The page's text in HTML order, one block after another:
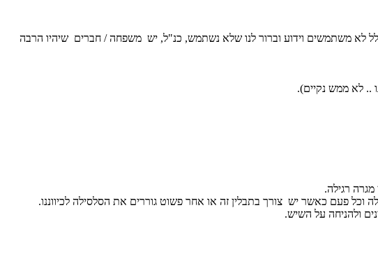
לא משתמשים וידוע וברור לנו שלא נשתמש, כנ"ל, יש משפחה / חברים שיהיו הרבה
פעם כאשר יש צורך בתבלין זה או אחר פשוט גוררים את הסלסילה לכיווננו.
ולהניחה על השיש.